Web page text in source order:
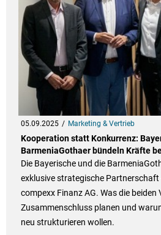
05.09.2025 Marketing & Vertrieb
Kooperation statt Konkurrenz:
BarmeniaGothaer bündeln Kräfte
Die Bayerische und die
exklusive strategische
compexx Finanz AG. Was die beiden
Zusammenschluss planen und
neu strukturieren wollen.